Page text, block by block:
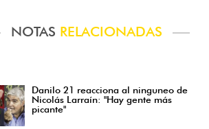
NOTAS RELACIONADAS
Danilo 21 reacciona al ninguneo de
Nicolás Larraín: "Hay gente más
picante"